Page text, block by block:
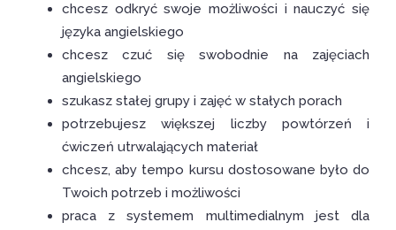
chcesz odkryć swoje możliwości i nauczyć się
języka angielskiego
chcesz czuć się swobodnie na zajęciach
angielskiego
szukasz stałej grupy i zajęć w stałych porach
potrzebujesz większej liczby powtórzeń i
ćwiczeń utrwalających materiał
chcesz, aby tempo kursu dostosowane było do
Twoich potrzeb i możliwości
praca z systemem multimedialnym jest dla